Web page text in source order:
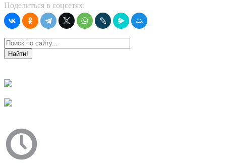
Айме, 05.10.2021
Поделиться в соцсетях:
Найти!